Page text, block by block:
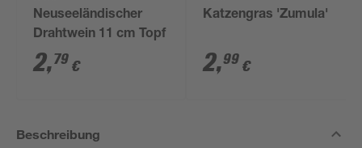
Neuseeländischer
Drahtwein 11 cm Topf
2,79 €
Katzengras 'Zumula'
2,99 €
Beschreibung